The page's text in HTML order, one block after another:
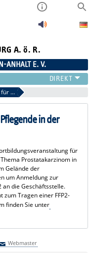
A. ö. R.
ANHALT E. V.
02.09.2026
Fortbildung Prostatakarzinom für Pflegende in der Onkologie
in der
für
Prostatakarzinom in
Gelände der
um Anmeldung zur
die Geschäftsstelle.
zum Tragen einer FFP2-
finden Sie unter
Webmaster